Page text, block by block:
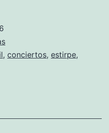
, conciertos, estirpe,